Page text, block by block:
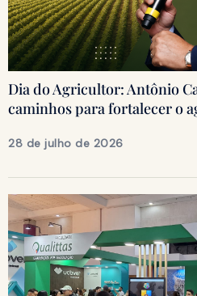
Dia do Agricultor: Antônio
caminhos para fortalecer o
28 de julho de 2026